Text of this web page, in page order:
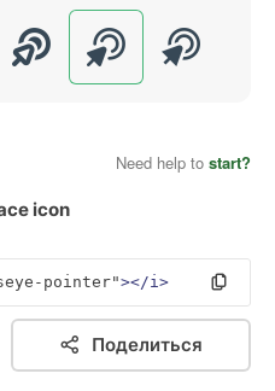
Need help to start?
icon
pointer"></i>
Поделиться